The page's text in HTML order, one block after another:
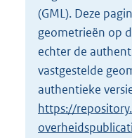
(GML). Deze
geometrieën op
echter de
vastgestelde
authentieke
https://